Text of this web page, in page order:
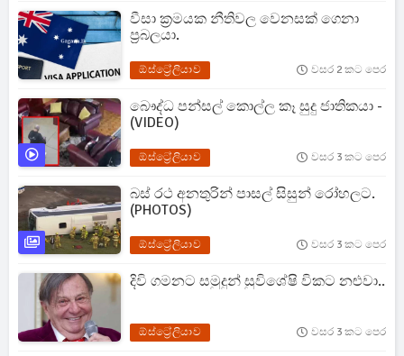
වීසා ක්‍රමයක නීතිවල වෙනසක් ගෙනා
ප්‍රබලයා.
ඕස්ට්‍රේලියාව වසර 2 කට පෙර
බෞද්ධ පන්සල් කොල්ල කෑ සුදු ජාතිකයා -
(VIDEO)
ඕස්ට්‍රේලියාව වසර 3 කට පෙර
බස් රථ අනතුරින් පාසල් සිසුන් රෝහලට.
(PHOTOS)
ඕස්ට්‍රේලියාව වසර 3 කට පෙර
දිවි ගමනට සමුදුන් සුවිශේෂි විකට නළුවා..
ඕස්ට්‍රේලියාව වසර 3 කට පෙර